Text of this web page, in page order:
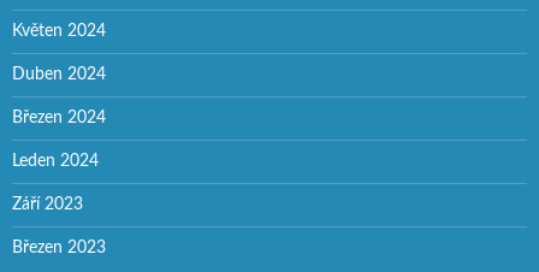
Květen 2024
Duben 2024
Březen 2024
Leden 2024
Září 2023
Březen 2023